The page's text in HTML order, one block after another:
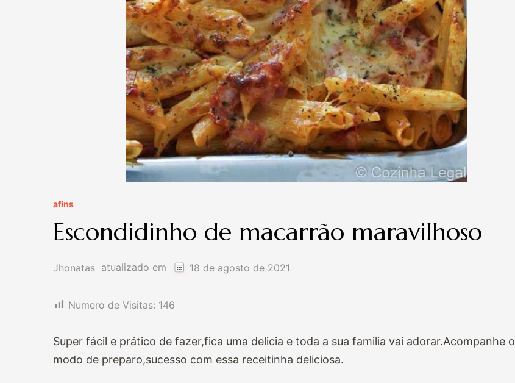
afins
Escondidinho de macarrão maravilhoso
Jhonatas atualizado em 18 de agosto de 2021
Numero de Visitas: 146
Super fácil e prático de fazer,fica uma delicia e toda a sua familia vai adorar.Acompanhe o
modo de preparo,sucesso com essa receitinha deliciosa.